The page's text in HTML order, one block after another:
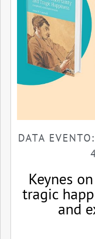
DATA
Keynes
tragic
and